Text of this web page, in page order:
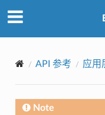
API 参考 应用
Note